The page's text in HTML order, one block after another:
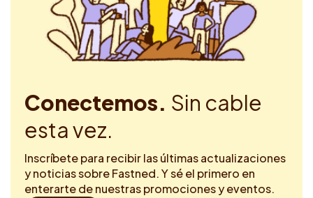
Conectemos. Sin cable
esta vez.
Inscríbete para recibir las últimas actualizaciones
y noticias sobre Fastned. Y sé el primero en
enterarte de nuestras promociones y eventos.